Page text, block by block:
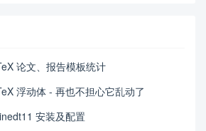
论文、报告模板统计
浮动体 - 再也不担心它乱动了
安装及配置